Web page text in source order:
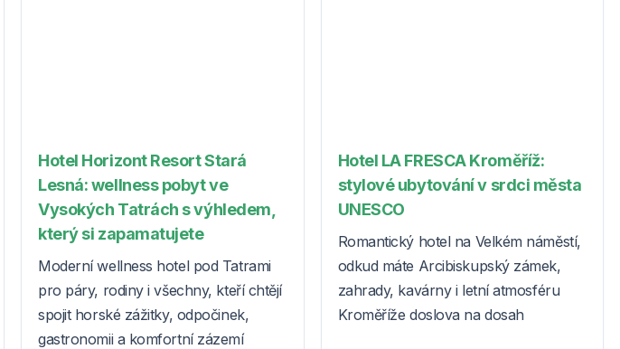
Hotel Horizont Resort Stará
Lesná: wellness pobyt ve
Vysokých Tatrách s výhledem,
který si zapamatujete
Moderní wellness hotel pod Tatrami
pro páry, rodiny i všechny, kteří chtějí
spojit horské zážitky, odpočinek,
gastronomii a komfortní zázemí
Hotel LA FRESCA Kroměříž:
stylové ubytování v srdci města
UNESCO
Romantický hotel na Velkém náměstí,
odkud máte Arcibiskupský zámek,
zahrady, kavárny i letní atmosféru
Kroměříže doslova na dosah